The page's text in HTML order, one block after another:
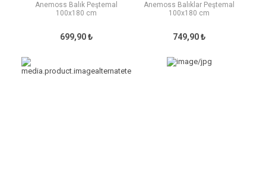
Anemoss Balık Peştemal
100x180 cm
699,90 ₺
Anemoss Balıklar Peştemal
100x180 cm
749,90 ₺